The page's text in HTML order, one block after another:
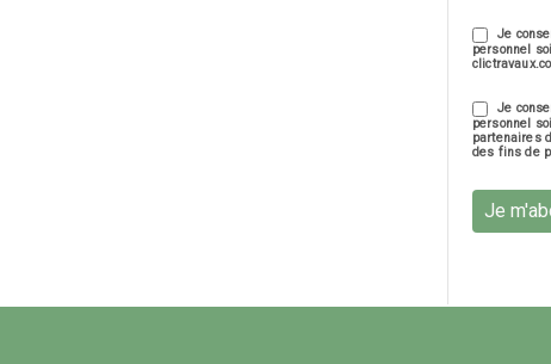
Je
personnel
Je
personnel
partenaires
des fins de
Je